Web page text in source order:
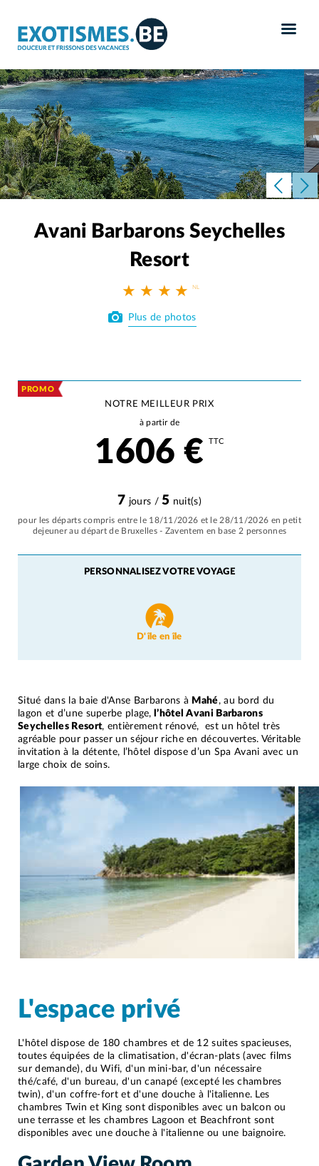
Avani Barbarons Seychelles
Resort
★ ★ ★ ★
Plus de photos
PROMO
NOTRE MEILLEUR PRIX
à partir de
1606 € TTC
7 jours /5 nuit(s)
pour les départs compris entre le 18/11/2026 et le 28/11/2026 en petit
dejeuner au départ de Bruxelles - Zaventem en base 2 personnes
PERSONNALISEZ VOTRE VOYAGE
D'île en île
Situé dans la baie d'Anse Barbarons à Mahé, au bord du
lagon et d’une superbe plage, l’hôtel Avani Barbarons
Seychelles Resort, entièrement rénové, est un hôtel très
agréable pour passer un séjour riche en découvertes. Véritable
invitation à la détente, l’hôtel dispose d’un Spa Avani avec un
large choix de soins.
L'espace privé
L'hôtel dispose de 180 chambres et de 12 suites spacieuses,
toutes équipées de la climatisation, d'écran-plats (avec films
sur demande), du Wifi, d'un mini-bar, d'un nécessaire
thé/café, d'un bureau, d'un canapé (excepté les chambres
twin), d'un coffre-fort et d'une douche à l'italienne. Les
chambres Twin et King sont disponibles avec un balcon ou
une terrasse et les chambres Lagoon et Beachfront sont
disponibles avec une douche à l'italienne ou une baignoire.